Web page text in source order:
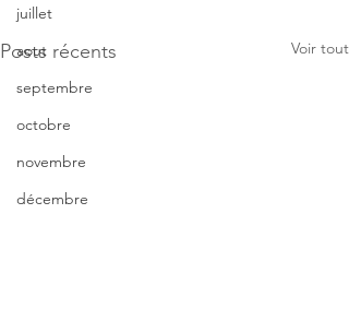
juillet
aout
septembre
octobre
novembre
décembre
Posts récents Voir tout